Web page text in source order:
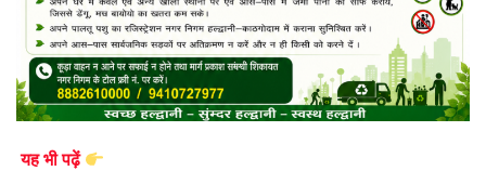
यह भी पढ़ें